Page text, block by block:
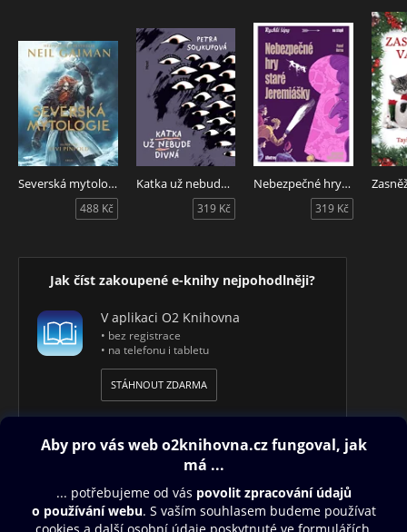
Severská mytologie
488 Kč
Katka už nebude divná
319 Kč
Nebezpečné hry staré Jeremiášky
319 Kč
Jak číst zakoupené e-knihy nejpohodlněji?
V aplikaci O2 Knihovna
• bez registrace
• na telefonu i tabletu
STÁHNOUT ZDARMA
Obsah ke stažení